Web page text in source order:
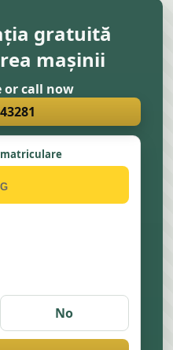
gratuită
mașinii
or call now
No